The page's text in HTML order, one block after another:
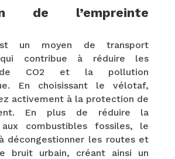
de l’empreinte
un moyen de transport
qui contribue à réduire les
de CO2 et la pollution
En choisissant le vélotaf,
activement à la protection de
En plus de réduire la
aux combustibles fossiles, le
décongestionner les routes et
bruit urbain, créant ainsi un